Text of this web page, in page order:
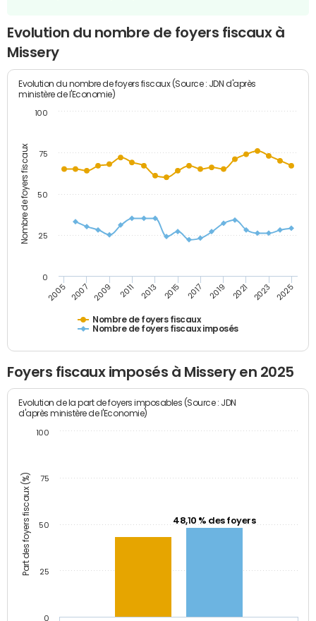
Evolution du nombre de foyers fiscaux à
Missery
Nombre de foyers fiscaux
Evolution du nombre de foyers fiscaux (Source : JDN d'après
ministère de l'Economie)
Nombre de foyers fiscaux
Nombre de foyers fiscaux imposés
2005 2007 2009 2011 2013 2015 2017 2019 2021 2023 2025
0
25
50
75
100
Foyers fiscaux imposés à Missery en 2025
Part des foyers fiscaux (%)
Evolution de la part de foyers imposables (Source : JDN
d'après ministère de l'Economie)
48,10 % des foyers
0
25
50
75
100